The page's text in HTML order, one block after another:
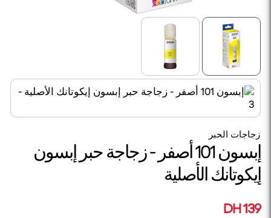
زجاجات الحبر
إبسون 101 أصفر - زجاجة حبر إبسون
إيكوتانك الأصلية
139 DH